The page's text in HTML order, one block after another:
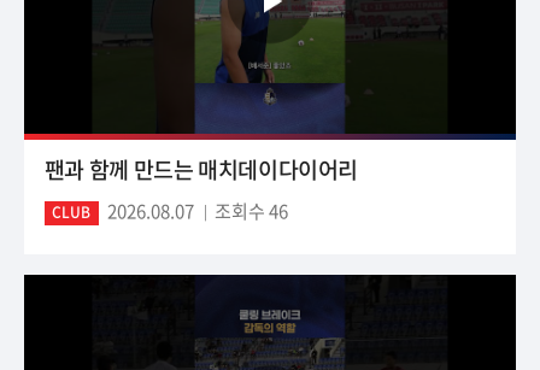
팬과 함께 만드는 매치데이다이어리
CLUB 2026.08.07 조회수 46